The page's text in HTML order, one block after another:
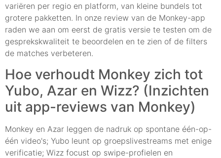
variëren per regio en platform, van kleine bundels tot
grotere pakketten. In onze review van de Monkey-app
raden we aan om eerst de gratis versie te testen om de
gesprekskwaliteit te beoordelen en te zien of de filters
de matches verbeteren.
Hoe verhoudt Monkey zich tot
Yubo, Azar en Wizz? (Inzichten
uit app-reviews van Monkey)
Monkey en Azar leggen de nadruk op spontane één-op-
één video's; Yubo leunt op groepslivestreams met enige
verificatie; Wizz focust op swipe-profielen en